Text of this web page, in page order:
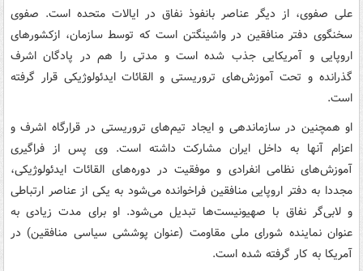
علی صفوی، از دیگر عناصر بانفوذ نفاق در ایالات متحده است. صفوی
سخنگوی دفتر منافقین در واشینگتن است که توسط سازمان، ازکشورهای
اروپایی و آمریکایی جذب شده است و مدتی را هم در پادگان اشرف
گذرانده و تحت آموزش‌های تروریستی و القائات ایدئولوژیکی قرار گرفته
است.
او همچنین در سازماندهی و ایجاد تیم‌های تروریستی در قرارگاه اشرف و
اعزام آنها به داخل ایران مشارکت داشته است. وی پس از فراگیری
آموزش‌های نظامی انفرادی و موفقیت در دوره‌های القائات ایدئولوژیکی،
مجددا به دفتر اروپایی منافقین فراخوانده می‌شود به یکی از عناصر ارتباطی
و لابی‌گر نفاق با صهیونیست‌ها تبدیل می‌شود. او برای مدت زیادی به
عنوان نماینده شورای ملی مقاومت (عنوان پوششی سیاسی منافقین) در
آمریکا به کار گرفته شده است.